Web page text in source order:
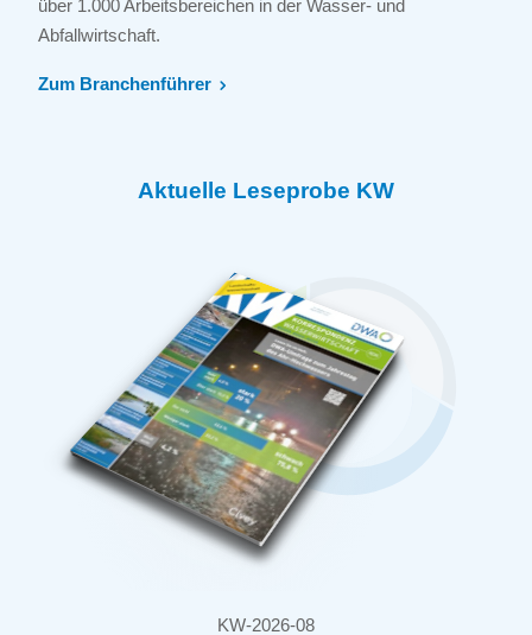
über 1.000 Arbeitsbereichen in der Wasser- und
Abfallwirtschaft.
Zum Branchenführer
Aktuelle Leseprobe KW
KW-2026-08